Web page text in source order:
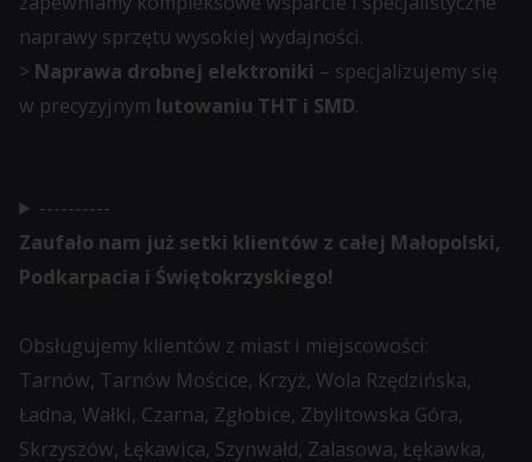
naprawy sprzętu wysokiej wydajności.
> Naprawa drobnej elektroniki – specjalizujemy się
w precyzyjnym lutowaniu THT i SMD.
----------
Zaufało nam już setki klientów z całej Małopolski,
Podkarpacia i Świętokrzyskiego!
Obsługujemy klientów z miast i miejscowości:
Tarnów, Tarnów Mościce, Krzyż, Wola Rzędzińska,
Ładna, Wałki, Czarna, Zgłobice, Zbylitowska Góra,
Skrzyszów, Łękawica, Szynwałd, Zalasowa, Łękawka,
Aby
uzyskać
więcej
szczegółów
tego,
jak
witryna
używa
ciasteczek
jak